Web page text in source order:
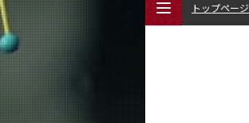
トップページ